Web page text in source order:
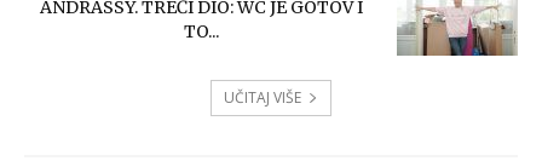
ANDRASSY. TREĆI DIO: WC JE GOTOV I
TO...
UČITAJ VIŠE